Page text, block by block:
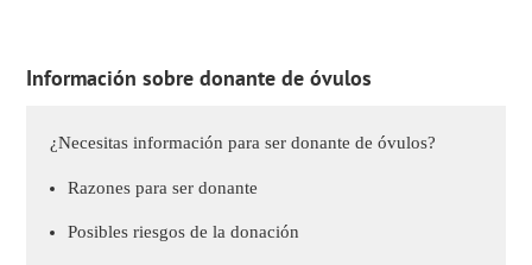
Información sobre donante de óvulos
¿Necesitas información para ser donante de óvulos?
Razones para ser donante
Posibles riesgos de la donación